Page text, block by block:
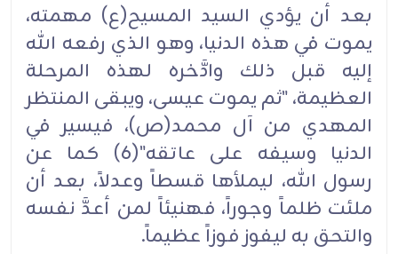
بعد أن يؤدي السيد المسيح(ع) مهمته،
يموت في هذه الدنيا، وهو الذي رفعه الله
إليه قبل ذلك وادَّخره لهذه المرحلة
العظيمة، "ثم يموت عيسى، ويبقى المنتظر
المهدي من آل محمد(ص)، فيسير في
الدنيا وسيفه على عاتقه"(6) كما عن
رسول الله، ليملأها قسطاً وعدلاً، بعد أن
ملئت ظلماً وجوراً، فهنيئاً لمن أعدَّ نفسه
والتحق به ليفوز فوزاً عظيماً.‏